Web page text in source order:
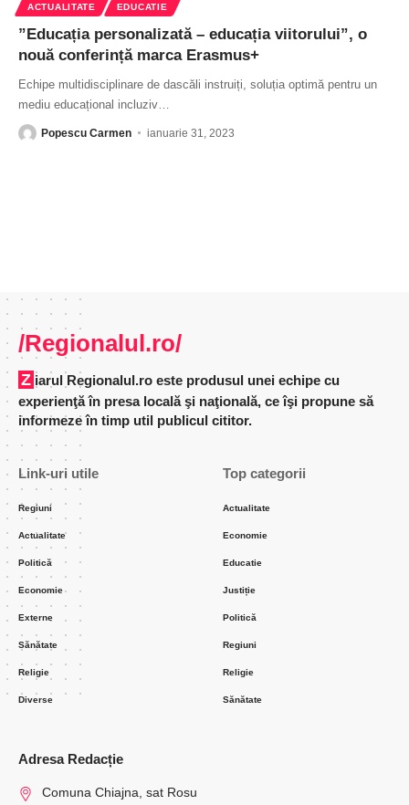
ACTUALITATE EDUCATIE
”Educația personalizată – educația viitorului”, o
nouă conferință marca Erasmus+
Echipe multidisciplinare de dascăli instruiți, soluția optimă pentru un
mediu educațional incluziv
Popescu Carmen ianuarie 31, 2023
/Regionalul.ro/
Ziarul Regionalul.ro este produsul unei echipe cu
experienţă în presa locală şi naţională, ce îşi propune să
informeze în timp util publicul cititor.
Link-uri utile
Regiuni
Actualitate
Politică
Economie
Externe
Sănătate
Religie
Diverse
Top categorii
Actualitate
Economie
Educatie
Justiție
Politică
Regiuni
Religie
Sănătate
Adresa Redacție
Comuna Chiajna, sat Rosu